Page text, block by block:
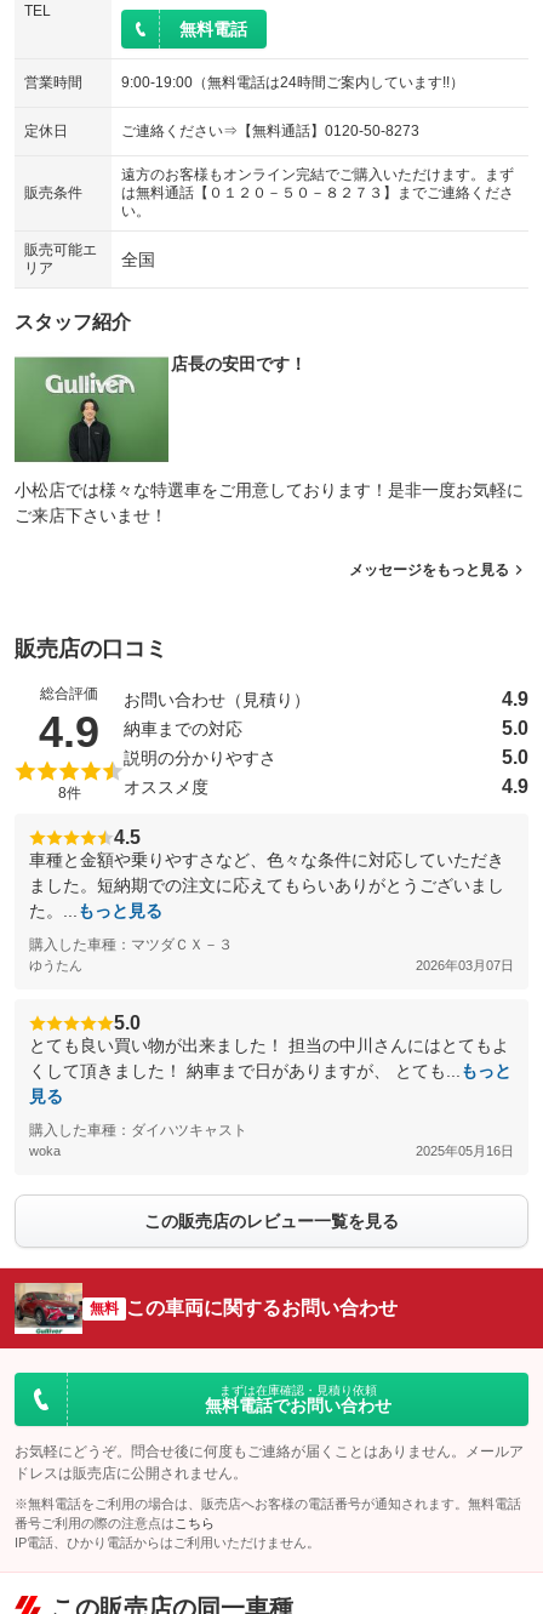
TEL
無料電話
営業時間 9:00-19:00（無料電話は24時間ご案内しています!!）
定休日 ご連絡ください⇒【無料通話】0120-50-8273
販売条件
遠方のお客様もオンライン完結でご購入いただけます。まず
は無料通話【０１２０－５０－８２７３】までご連絡くださ
い。
販売可能エ
リア
全国
スタッフ紹介
店長の安田です！
小松店では様々な特選車をご用意しております！是非一度お気軽に
ご来店下さいませ！
メッセージをもっと見る
販売店の口コミ
総合評価
4.9 （5点満点中）
8件
お問い合わせ（見積り） 4.9
納車までの対応 5.0
説明の分かりやすさ 5.0
オススメ度 4.9
4.5
車種と金額や乗りやすさなど、色々な条件に対応していただき
ました。短納期での注文に応えてもらいありがとうございまし
た。...
もっと見る
購入した車種：マツダＣＸ－３
ゆうたん 2026年03月07日
5.0
とても良い買い物が出来ました！ 担当の中川さんにはとてもよ
くして頂きました！ 納車まで日がありますが、 とても...
もっと
見る
購入した車種：ダイハツキャスト
woka 2025年05月16日
この販売店のレビュー一覧を見る
無料 この車両に関するお問い合わせ
まずは在庫確認・見積り依頼
無料電話でお問い合わせ
お気軽にどうぞ。問合せ後に何度もご連絡が届くことはありません。メールア
ドレスは販売店に公開されません。
※無料電話をご利用の場合は、販売店へお客様の電話番号が通知されます。無料電話
番号ご利用の際の注意点は こちら
IP電話、ひかり電話からはご利用いただけません。
この販売店の同一車種